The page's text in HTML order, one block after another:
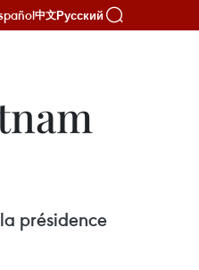
中文Русский
présidence